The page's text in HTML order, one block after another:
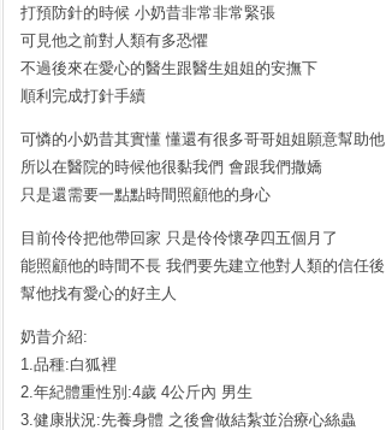
打預防針的時候 小奶昔非常非常緊張
可見他之前對人類有多恐懼
不過後來在愛心的醫生跟醫生姐姐的安撫下
順利完成打針手續
可憐的小奶昔其實懂 懂還有很多哥哥姐姐願意幫助他
所以在醫院的時候他很黏我們 會跟我們撒嬌
只是還需要一點點時間照顧他的身心
目前伶伶把他帶回家 只是伶伶懷孕四五個月了
能照顧他的時間不長 我們要先建立他對人類的信任後
幫他找有愛心的好主人
奶昔介紹:
1.品種:白狐裡
2.年紀體重性別:4歲 4公斤內 男生
3.健康狀況:先養身體 之後會做結紮並治療心絲蟲